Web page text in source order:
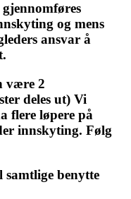
og mens
ansvar å
være 2
deles ut) Vi
flere løpere på
innskyting. Følg
samtlige benytte